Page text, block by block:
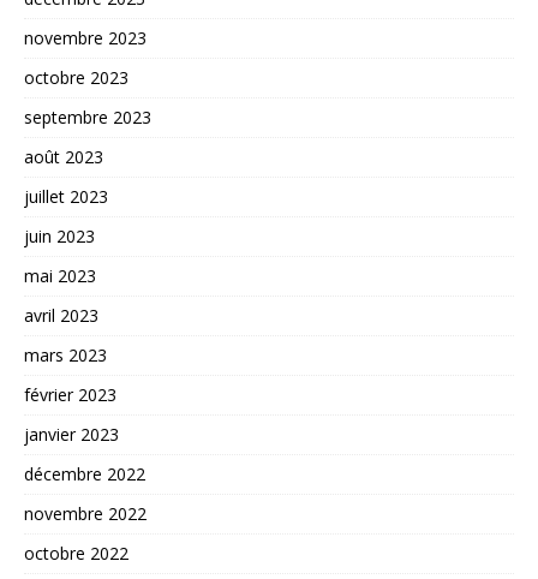
novembre 2023
octobre 2023
septembre 2023
août 2023
juillet 2023
juin 2023
mai 2023
avril 2023
mars 2023
février 2023
janvier 2023
décembre 2022
novembre 2022
octobre 2022